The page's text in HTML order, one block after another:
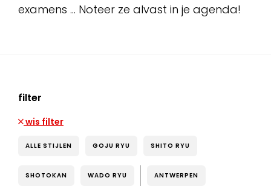
examens … Noteer ze alvast in je agenda!
filter
wis filter
ALLE STIJLEN GOJU RYU SHITO RYU
SHOTOKAN WADO RYU ANTWERPEN